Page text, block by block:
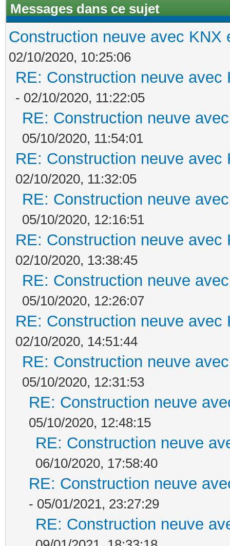
Messages dans ce sujet
Construction neuve avec KNX
02/10/2020, 10:25:06
RE: Construction neuve avec
- 02/10/2020, 11:22:05
RE: Construction neuve
05/10/2020, 11:54:01
RE: Construction neuve avec
02/10/2020, 11:32:05
RE: Construction neuve
05/10/2020, 12:16:51
RE: Construction neuve avec
02/10/2020, 13:38:45
RE: Construction neuve
05/10/2020, 12:26:07
RE: Construction neuve avec
02/10/2020, 14:51:44
RE: Construction neuve
05/10/2020, 12:31:53
RE: Construction neuve
05/10/2020, 12:48:15
RE: Construction neuve
06/10/2020, 17:58:40
RE: Construction neuve
- 05/01/2021, 23:27:29
RE: Construction neuve